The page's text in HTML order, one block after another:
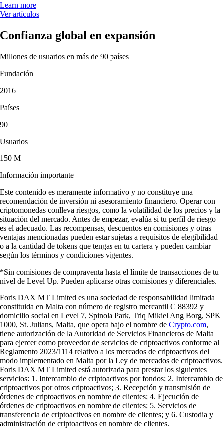
Learn more
Ver artículos
Confianza global en expansión
Millones de usuarios en más de 90 países
Fundación
2016
Países
90
Usuarios
150 M
Información importante
Este contenido es meramente informativo y no constituye una
recomendación de inversión ni asesoramiento financiero. Operar con
criptomonedas conlleva riesgos, como la volatilidad de los precios y la
situación del mercado. Antes de empezar, evalúa si tu perfil de riesgo
es el adecuado. Las recompensas, descuentos en comisiones y otras
ventajas mencionadas pueden estar sujetas a requisitos de elegibilidad
o a la cantidad de tokens que tengas en tu cartera y pueden cambiar
según los términos y condiciones vigentes.
*Sin comisiones de compraventa hasta el límite de transacciones de tu
nivel de Level Up. Pueden aplicarse otras comisiones y diferenciales.
Foris DAX MT Limited es una sociedad de responsabilidad limitada
constituida en Malta con número de registro mercantil C 88392 y
domicilio social en Level 7, Spinola Park, Triq Mikiel Ang Borg, SPK
1000, St. Julians, Malta, que opera bajo el nombre de Crypto.com,
tiene autorización de la Autoridad de Servicios Financieros de Malta
para ejercer como proveedor de servicios de criptoactivos conforme al
Reglamento 2023/1114 relativo a los mercados de criptoactivos del
modo implementado en Malta por la Ley de mercados de criptoactivos.
Foris DAX MT Limited está autorizada para prestar los siguientes
servicios: 1. Intercambio de criptoactivos por fondos; 2. Intercambio de
criptoactivos por otros criptoactivos; 3. Recepción y transmisión de
órdenes de criptoactivos en nombre de clientes; 4. Ejecución de
órdenes de criptoactivos en nombre de clientes; 5. Servicios de
transferencia de criptoactivos en nombre de clientes; y 6. Custodia y
administración de criptoactivos en nombre de clientes.